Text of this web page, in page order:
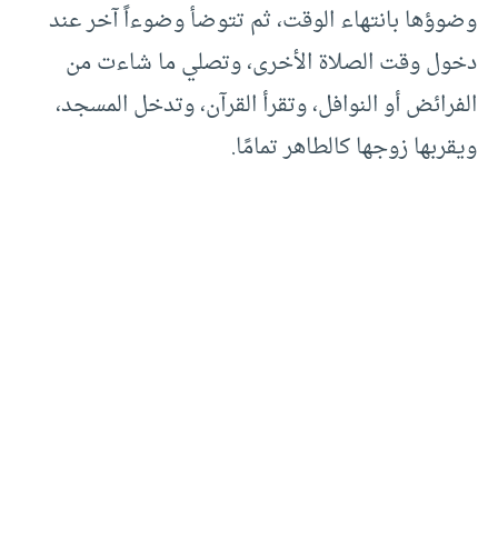
وضوؤها بانتهاء الوقت، ثم تتوضأ وضوءاً آخر عند
دخول وقت الصلاة الأخرى، وتصلي ما شاءت من
الفرائض أو النوافل، وتقرأ القرآن، وتدخل المسجد،
ويقربها زوجها كالطاهر تمامًا.